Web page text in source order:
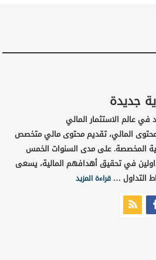
جديدة
عالم الاستثمار المالي
المالي، تقديم محتوى مالي متخصص
المخصصة. على مدى السنوات الخمس
في تحقيق أهدافهم المالية، يسعى
التداول …قراءة المزيد